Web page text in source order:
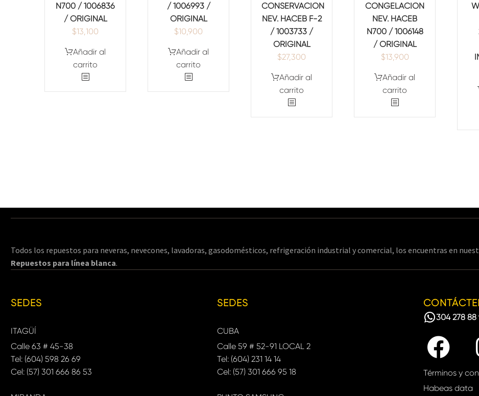
N700 / 1006836
/ ORIGINAL
$13,100
Añadir al
carrito
/ 1006993 /
ORIGINAL
$10,900
Añadir al
carrito
CONSERVACION
NEV. HACEB F-2
/ 1003733 /
ORIGINAL
$27,300
Añadir al
carrito
CONGELACION
NEV. HACEB
N700 / 1006148
/ ORIGINAL
$13,900
Añadir al
carrito
Todos los repuestos para neveras, nevecones, lavadoras, gasodomésticos, refrigeración industrial y comercial, los encuentras en
Repuestos para línea blanca.
SEDES
ITAGÜÍ
Calle 63 # 45-38
Tel: (604) 598 26 69
Cel: (57) 301 666 86 53
SEDES
CUBA
Calle 59 # 52-91 LOCAL 2
Tel: (604) 231 14 14
Cel: (57) 301 666 95 18
304 278 88
Términos y
Habeas data